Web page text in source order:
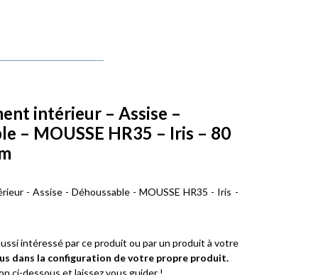
intérieur – Assise –
– MOUSSE HR35 – Iris – 80
- Assise - Déhoussable - MOUSSE HR35 - Iris -
intéressé par ce produit ou par un produit à votre
dans la configuration de votre propre produit.
ci-dessous et laissez vous guider !